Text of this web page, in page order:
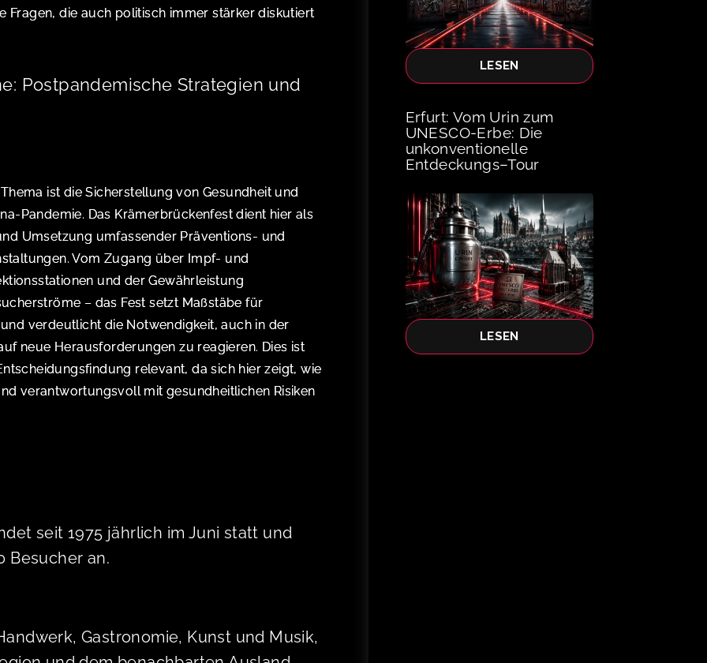
Fragen, die auch politisch immer stärker diskutiert
Postpandemische Strategien und
ist die Sicherstellung von Gesundheit und
Pandemie. Das Krämerbrückenfest dient hier als
Umsetzung umfassender Präventions- und
Vom Zugang über Impf- und
und der Gewährleistung
– das Fest setzt Maßstäbe für
verdeutlicht die Notwendigkeit, auch in der
neue Herausforderungen zu reagieren. Dies ist
relevant, da sich hier zeigt, wie
verantwortungsvoll mit gesundheitlichen Risiken
seit 1975 jährlich im Juni statt und
Besucher an.
Gastronomie, Kunst und Musik,
LESEN
Erfurt: Vom Urin zum
UNESCO-Erbe: Die
unkonventionelle
Entdeckungs–Tour
LESEN